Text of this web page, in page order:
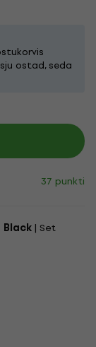
ostad, seda
37 punkti
Black | Set